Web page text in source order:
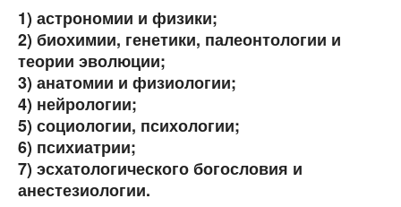
1) астрономии и физики;
2) биохимии, генетики, палеонтологии и
теории эволюции;
3) анатомии и физиологии;
4) нейрологии;
5) социологии, психологии;
6) психиатрии;
7) эсхатологического богословия и
анестезиологии.